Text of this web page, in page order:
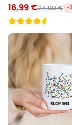
16,99 €24,99 € -